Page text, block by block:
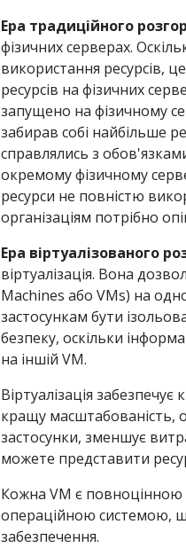
Ера традиційного
фізичних серверах.
використання ресурсів,
ресурсів на фізичних
запущено на фізичному
забирав собі найбільше
справлялись з
окремому фізичному
ресурси не повністю
організаціям потрібно
Ера віртуалізованого
віртуалізація. Вона
Machines або VMs) на
застосункам бути
безпеку, оскільки
на іншій VM.
Віртуалізація
кращу масштабованість,
застосунки, зменшує
можете представити
Кожна VM є
операційною системою,
забезпечення.